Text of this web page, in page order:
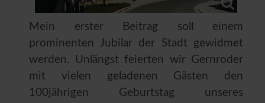
Mein erster Beitrag soll einem
prominenten Jubilar der Stadt gewidmet
werden. Unlängst feierten wir Gernroder
mit vielen geladenen Gästen den
100jährigen Geburtstag unseres